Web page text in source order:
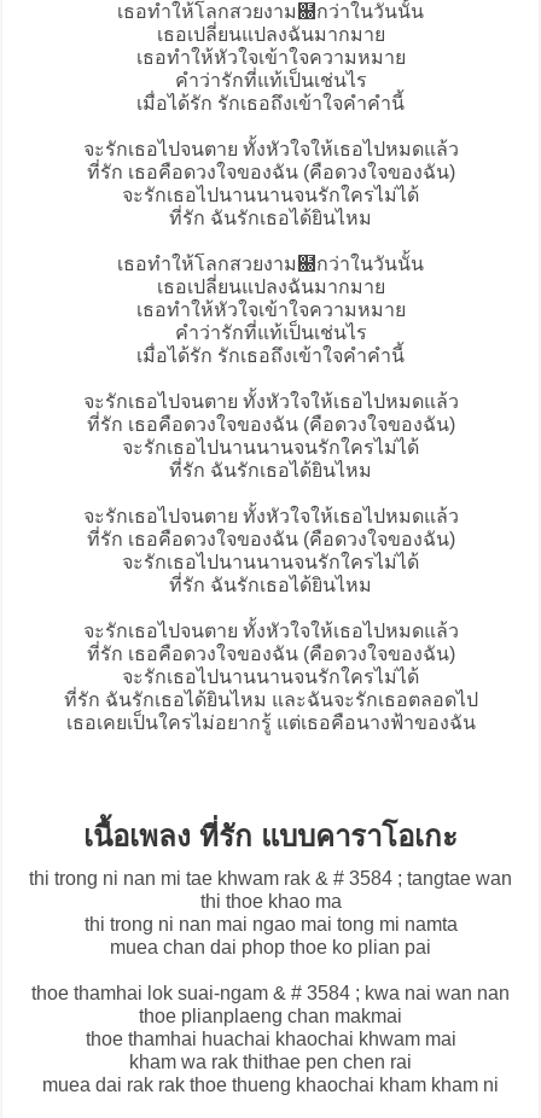
เธอทำให้โลกสวยงาม฀กว่าในวันนั้น
เธอเปลี่ยนแปลงฉันมากมาย
เธอทำให้หัวใจเข้าใจความหมาย
คำว่ารักที่แท้เป็นเช่นไร
เมื่อได้รัก รักเธอถึงเข้าใจคำคำนี้
จะรักเธอไปจนตาย ทั้งหัวใจให้เธอไปหมดแล้ว
ที่รัก เธอคือดวงใจของฉัน (คือดวงใจของฉัน)
จะรักเธอไปนานนานจนรักใครไม่ได้
ที่รัก ฉันรักเธอได้ยินไหม
เธอทำให้โลกสวยงาม฀กว่าในวันนั้น
เธอเปลี่ยนแปลงฉันมากมาย
เธอทำให้หัวใจเข้าใจความหมาย
คำว่ารักที่แท้เป็นเช่นไร
เมื่อได้รัก รักเธอถึงเข้าใจคำคำนี้
จะรักเธอไปจนตาย ทั้งหัวใจให้เธอไปหมดแล้ว
ที่รัก เธอคือดวงใจของฉัน (คือดวงใจของฉัน)
จะรักเธอไปนานนานจนรักใครไม่ได้
ที่รัก ฉันรักเธอได้ยินไหม
จะรักเธอไปจนตาย ทั้งหัวใจให้เธอไปหมดแล้ว
ที่รัก เธอคือดวงใจของฉัน (คือดวงใจของฉัน)
จะรักเธอไปนานนานจนรักใครไม่ได้
ที่รัก ฉันรักเธอได้ยินไหม
จะรักเธอไปจนตาย ทั้งหัวใจให้เธอไปหมดแล้ว
ที่รัก เธอคือดวงใจของฉัน (คือดวงใจของฉัน)
จะรักเธอไปนานนานจนรักใครไม่ได้
ที่รัก ฉันรักเธอได้ยินไหม และฉันจะรักเธอตลอดไป
เธอเคยเป็นใครไม่อยากรู้ แต่เธอคือนางฟ้าของฉัน
เนื้อเพลง ที่รัก แบบคาราโอเกะ
thi trong ni nan mi tae khwam rak & # 3584 ; tangtae wan
thi thoe khao ma
thi trong ni nan mai ngao mai tong mi namta
muea chan dai phop thoe ko plian pai
thoe thamhai lok suai-ngam & # 3584 ; kwa nai wan nan
thoe plianplaeng chan makmai
thoe thamhai huachai khaochai khwam mai
kham wa rak thithae pen chen rai
muea dai rak rak thoe thueng khaochai kham kham ni